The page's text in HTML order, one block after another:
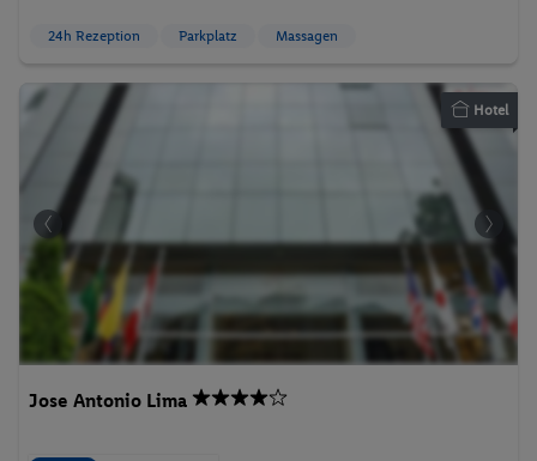
24h Rezeption Parkplatz Massagen
Hotel
Jose Antonio Lima